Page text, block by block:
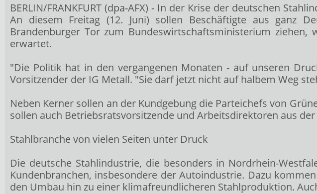
BERLIN/FRANKFURT (dpa-AFX) - In der Krise der deutschen
An diesem Freitag (12. Juni) sollen Beschäftigte aus ganz
Brandenburger Tor zum Bundeswirtschaftsministerium
erwartet.
"Die Politik hat in den vergangenen Monaten - auf unseren
Vorsitzender der IG Metall. "Sie darf jetzt nicht auf halbem Weg
Neben Kerner sollen an der Kundgebung die Parteichefs von
sollen auch Betriebsratsvorsitzende und Arbeitsdirektoren aus
Stahlbranche von vielen Seiten unter Druck
Die deutsche Stahlindustrie, die besonders in Nordrhein-
Kundenbranchen, insbesondere der Autoindustrie. Dazu
den Umbau hin zu einer klimafreundlicheren Stahlproduktion.